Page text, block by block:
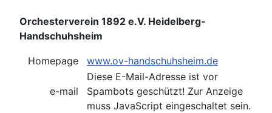
Orchesterverein 1892 e.V. Heidelberg-
Handschuhsheim
Homepage www.ov-handschuhsheim.de
e-mail
Diese E-Mail-Adresse ist vor
Spambots geschützt! Zur Anzeige
muss JavaScript eingeschaltet sein.